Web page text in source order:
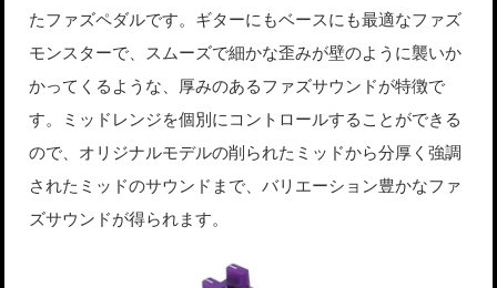
たファズペダルです。ギターにもベースにも最適なファズ
モンスターで、スムーズで細かな歪みが壁のように襲いか
かってくるような、厚みのあるファズサウンドが特徴で
す。ミッドレンジを個別にコントロールすることができる
ので、オリジナルモデルの削られたミッドから分厚く強調
されたミッドのサウンドまで、バリエーション豊かなファ
ズサウンドが得られます。